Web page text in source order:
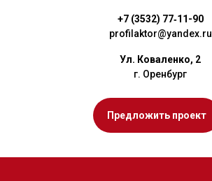
+7 (3532) 77‑11-90
profilaktor@yandex.ru
Ул. Коваленко, 2
г. Оренбург
Предложить проект